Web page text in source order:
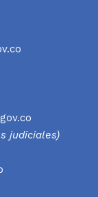
judiciales)